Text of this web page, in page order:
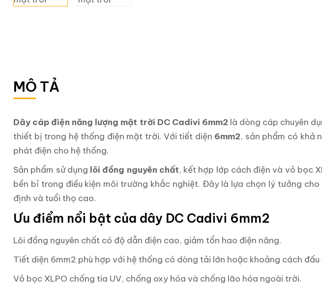
MÔ TẢ
Dây cáp điện năng lượng mặt trời DC Cadivi 6mm2 là dòng cáp chuyên
thiết bị trong hệ thống điện mặt trời. Với tiết diện 6mm2, sản phẩm có khả
phát điện cho hệ thống.
Sản phẩm sử dụng lõi đồng nguyên chất, kết hợp lớp cách điện và vỏ bọc
bền bỉ trong điều kiện môi trường khắc nghiệt. Đây là lựa chọn lý tưởng
định và tuổi thọ cao.
Ưu điểm nổi bật của dây DC Cadivi 6mm2
Lõi đồng nguyên chất có độ dẫn điện cao, giảm tổn hao điện năng.
Tiết diện 6mm2 phù hợp với hệ thống có dòng tải lớn hoặc khoảng cách đấu
Vỏ bọc XLPO chống tia UV, chống oxy hóa và chống lão hóa ngoài trời.